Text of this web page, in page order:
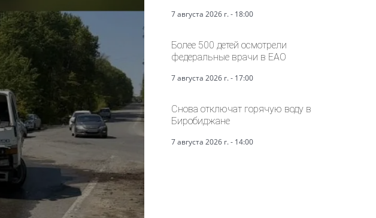
7 августа 2026 г. - 18:00
Более 500 детей осмотрели
федеральные врачи в ЕАО
7 августа 2026 г. - 17:00
Снова отключат горячую воду в
Биробиджане
7 августа 2026 г. - 14:00